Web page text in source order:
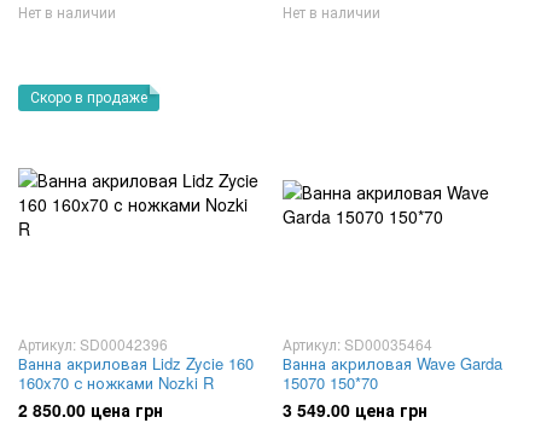
Нет в наличии Нет в наличии
Скоро в продаже
Артикул: SD00042396
Ванна акриловая Lidz Zycie 160
160x70 с ножками Nozki R
2 850.00 цена грн
Артикул: SD00035464
Ванна акриловая Wave Garda
15070 150*70
3 549.00 цена грн